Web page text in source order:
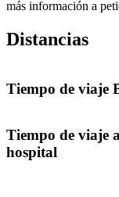
más información a
Distancias
Tiempo de viaje
Tiempo de viaje
hospital